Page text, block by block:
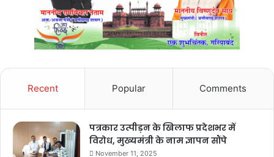
Recent Popular Comments
पत्रकार उत्पीड़न के खिलाफ प्रदेशभर में
विरोध, मुख्यमंत्री के नाम ज्ञापन सौंपे
November 11, 2025